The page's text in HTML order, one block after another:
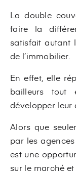
La double
faire la
satisfait autant
de l’immobilier.
En effet, elle
bailleurs tout
développer leur
Alors que
par les
est une
sur le marché